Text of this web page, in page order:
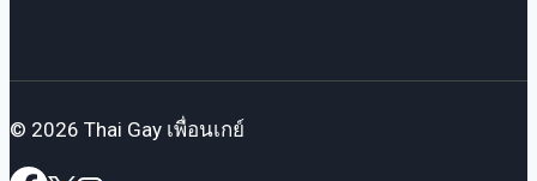
© 2026 Thai Gay เพื่อนเกย์